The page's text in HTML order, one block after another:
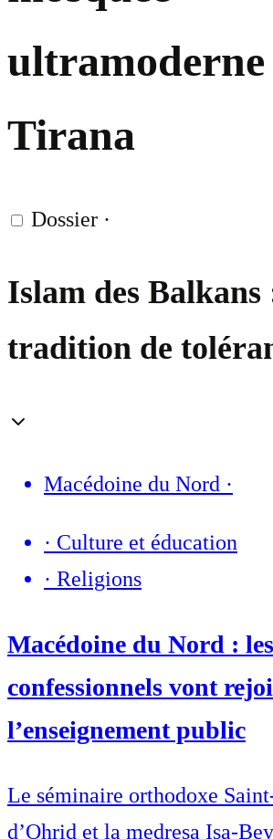
ultramoderne
Tirana
Dossier ·
Islam des Balkans
tradition de
Macédoine du Nord ·
· Culture et éducation
· Religions
Macédoine du Nord :
confessionnels vont
l’enseignement public
Le séminaire orthodoxe
d’Ohrid et la medresa Isa-